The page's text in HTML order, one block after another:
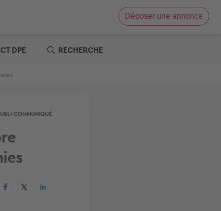
Déposer une annonce
DPE RECHERCHE
COMMUNIQUÉ